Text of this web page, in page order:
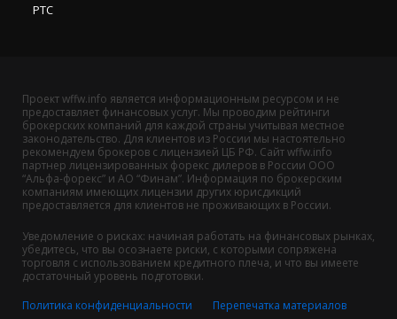
РТС
Проект wffw.info является информационным ресурсом и не
предоставляет финансовых услуг. Мы проводим рейтинги
брокерских компаний для каждой страны учитывая местное
законодательство. Для клиентов из России мы настоятельно
рекомендуем брокеров с лицензией ЦБ РФ. Сайт wffw.info
партнер лицензированных форекс дилеров в России ООО
“Альфа-форекс” и АО “Финам”. Информация по брокерским
компаниям имеющих лицензии других юрисдикций
предоставляется для клиентов не проживающих в России.
Уведомление о рисках: начиная работать на финансовых рынках,
убедитесь, что вы осознаете риски, с которыми сопряжена
торговля с использованием кредитного плеча, и что вы имеете
достаточный уровень подготовки.
Политика конфиденциальности
Перепечатка материалов